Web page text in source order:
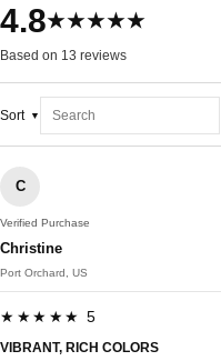
4.8★★★★★
Based on 13 reviews
Sort
C
Verified Purchase
Christine
Port Orchard, US
★★★★★ 5
VIBRANT, RICH COLORS